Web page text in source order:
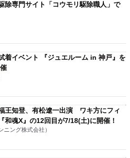
除専門サイト「コウモリ駆除職人」で
着イベント 『ジュエルーム in 神戸』を
王知登、有松遼一出演 ワキ方にフィ
和魂X』の12回目が7/18(土)に開催！
ング株式会社）